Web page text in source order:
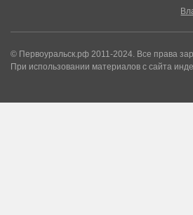
© Первоуральск.рф 2011-2024. Все права
При использовании материалов с сайта